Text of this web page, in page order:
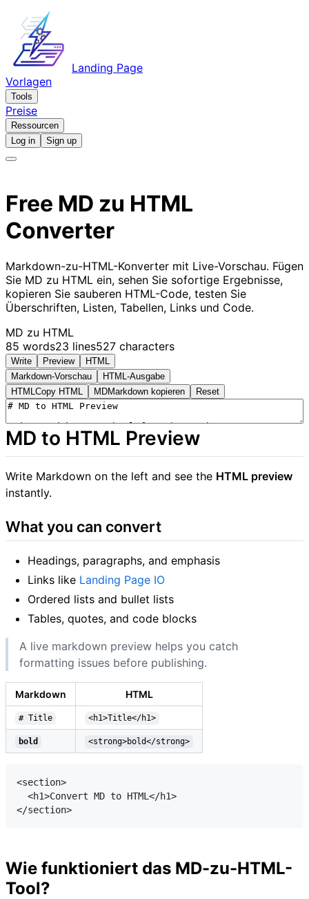
Landing Page
Vorlagen
Tools
Preise
Ressourcen
Log in
Sign up
Free MD zu HTML
Converter
Markdown-zu-HTML-Konverter mit Live-Vorschau. Fügen
Sie MD zu HTML ein, sehen Sie sofortige Ergebnisse,
kopieren Sie sauberen HTML-Code, testen Sie
Überschriften, Listen, Tabellen, Links und Code.
MD zu HTML
85 words23 lines527 characters
Write Preview
HTML
Markdown-Vorschau
HTML-Ausgabe
HTML Copy HTML MDMarkdown kopieren Reset
MD to HTML Preview
Write Markdown on the left and see the HTML preview
instantly.
What you can convert
Headings, paragraphs, and emphasis
Links like Landing Page IO
Ordered lists and bullet lists
Tables, quotes, and code blocks
A live markdown preview helps you catch
formatting issues before publishing.
Markdown HTML
# Title <h1>Title</h1>
bold <strong>bold</strong>
<section>
  <h1>Convert MD to HTML</h1>
</section>
Wie funktioniert das MD-zu-HTML-
Tool?